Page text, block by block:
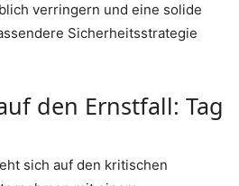
verringern und eine solide
Sicherheitsstrategie
den Ernstfall: Tag
sich auf den kritischen